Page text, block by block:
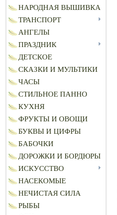
НАРОДНАЯ ВЫШИВКА
ТРАНСПОРТ
АНГЕЛЫ
ПРАЗДНИК
ДЕТСКОЕ
СКАЗКИ И МУЛЬТИКИ
ЧАСЫ
СТИЛЬНОЕ ПАННО
КУХНЯ
ФРУКТЫ И ОВОЩИ
БУКВЫ И ЦИФРЫ
БАБОЧКИ
ДОРОЖКИ И БОРДЮРЫ
ИСКУССТВО
НАСЕКОМЫЕ
НЕЧИСТАЯ СИЛА
РЫБЫ